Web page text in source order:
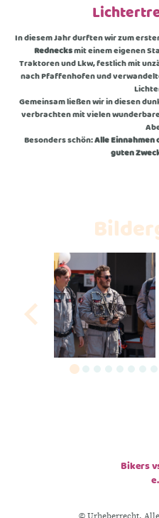
In diesem Jahr durften wir zum
Rednecksmit einem eigenen
Traktoren und Lkw, festlich mit
nach Pfaffenhofen und
Gemeinsam ließen wir in diesen
verbrachten mit vielen
Besonders schön:Alle
guten
Bikers